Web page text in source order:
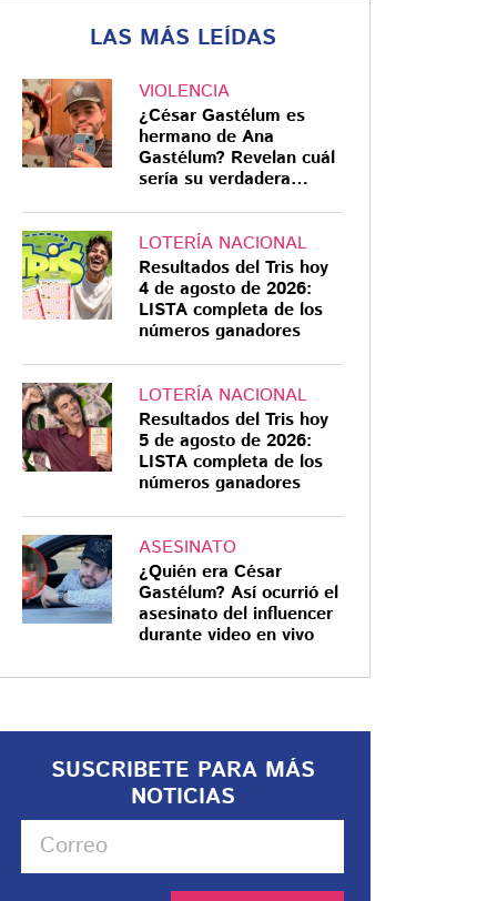
LAS MÁS LEÍDAS
VIOLENCIA
¿César Gastélum es
hermano de Ana
Gastélum? Revelan cuál
sería su verdadera
LOTERÍA NACIONAL
Resultados del Tris hoy
4 de agosto de 2026:
LISTA completa de los
números ganadores
LOTERÍA NACIONAL
Resultados del Tris hoy
5 de agosto de 2026:
LISTA completa de los
números ganadores
ASESINATO
¿Quién era César
Gastélum? Así ocurrió el
asesinato del influencer
durante video en vivo
SUSCRIBETE PARA MÁS
NOTICIAS